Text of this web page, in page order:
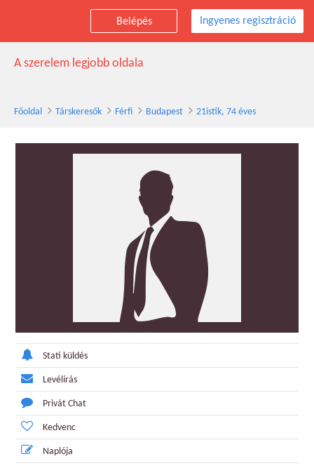
Belépés Ingyenes regisztráció
21istik társkereső férfi, 74 éves, Budapest
A szerelem legjobb oldala
Főoldal Társkeresők Férfi Budapest 21istik, 74 éves
Stati küldés
Levélírás
Privát Chat
Kedvenc
Naplója